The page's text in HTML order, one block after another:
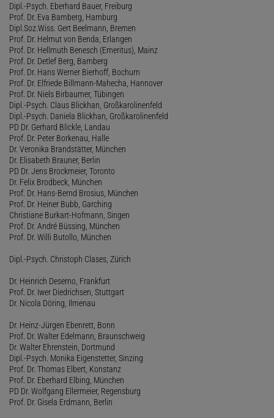
Dipl.-Psych. Eberhard Bauer, Freiburg
Prof. Dr. Eva Bamberg, Hamburg
Dipl.Soz.Wiss. Gert Beelmann, Bremen
Prof. Dr. Helmut von Benda, Erlangen
Prof. Dr. Hellmuth Benesch (Emeritus), Mainz
Prof. Dr. Detlef Berg, Bamberg
Prof. Dr. Hans Werner Bierhoff, Bochum
Prof. Dr. Elfriede Billmann-Mahecha, Hannover
Prof. Dr. Niels Birbaumer, Tübingen
Dipl.-Psych. Claus Blickhan, Großkarolinenfeld
Dipl.-Psych. Daniela Blickhan, Großkarolinenfeld
PD Dr. Gerhard Blickle, Landau
Prof. Dr. Peter Borkenau, Halle
Dr. Veronika Brandstätter, München
Dr. Elisabeth Brauner, Berlin
PD Dr. Jens Brockmeier, Toronto
Dr. Felix Brodbeck, München
Prof. Dr. Hans-Bernd Brosius, München
Prof. Dr. Heiner Bubb, Garching
Christiane Burkart-Hofmann, Singen
Prof. Dr. André Büssing, München
Prof. Dr. Willi Butollo, München
Dipl.-Psych. Christoph Clases, Zürich
Dr. Heinrich Deserno, Frankfurt
Prof. Dr. Iwer Diedrichsen, Stuttgart
Dr. Nicola Döring, Ilmenau
Dr. Heinz-Jürgen Ebenrett, Bonn
Prof. Dr. Walter Edelmann, Braunschweig
Dr. Walter Ehrenstein, Dortmund
Dipl.-Psych. Monika Eigenstetter, Sinzing
Prof. Dr. Thomas Elbert, Konstanz
Prof. Dr. Eberhard Elbing, München
PD Dr. Wolfgang Ellermeier, Regensburg
Prof. Dr. Gisela Erdmann, Berlin